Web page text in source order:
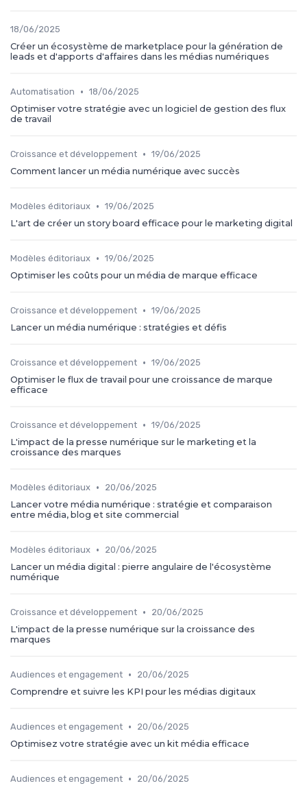
18/06/2025
Créer un écosystème de marketplace pour la génération de
leads et d'apports d'affaires dans les médias numériques
Automatisation • 18/06/2025
Optimiser votre stratégie avec un logiciel de gestion des flux
de travail
Croissance et développement • 19/06/2025
Comment lancer un média numérique avec succès
Modèles éditoriaux • 19/06/2025
L'art de créer un story board efficace pour le marketing digital
Modèles éditoriaux • 19/06/2025
Optimiser les coûts pour un média de marque efficace
Croissance et développement • 19/06/2025
Lancer un média numérique : stratégies et défis
Croissance et développement • 19/06/2025
Optimiser le flux de travail pour une croissance de marque
efficace
Croissance et développement • 19/06/2025
L'impact de la presse numérique sur le marketing et la
croissance des marques
Modèles éditoriaux •
20/06/2025
Lancer votre média numérique : stratégie et comparaison
entre média, blog et site commercial
Modèles éditoriaux •
20/06/2025
Lancer un média digital : pierre angulaire de l'écosystème
numérique
Croissance et développement •
20/06/2025
L'impact de la presse numérique sur la croissance des
marques
Audiences et engagement •
20/06/2025
Comprendre et suivre les KPI pour les médias digitaux
Audiences et engagement •
20/06/2025
Optimisez votre stratégie avec un kit média efficace
Audiences et engagement •
20/06/2025